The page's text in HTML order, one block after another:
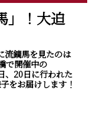
」！大迫
流鏑馬を見たのは
で開催中の
、20日に行われた
をお届けします！